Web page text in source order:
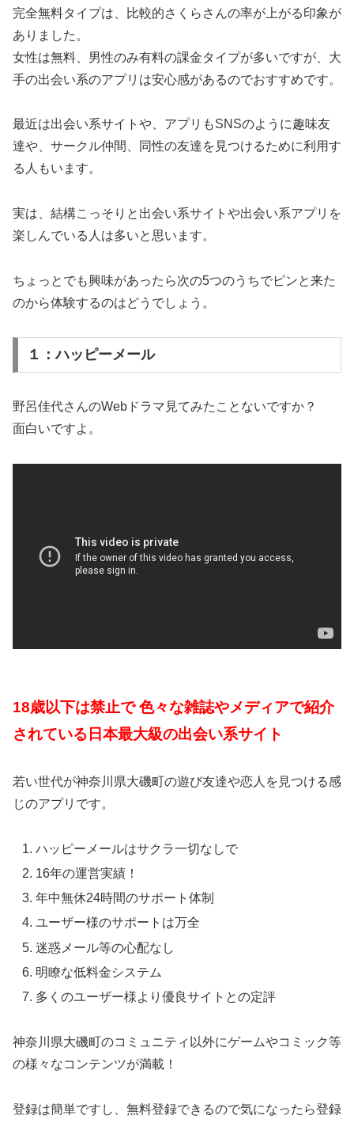
完全無料タイプは、比較的さくらさんの率が上がる印象が
ありました。
女性は無料、男性のみ有料の課金タイプが多いですが、大
手の出会い系のアプリは安心感があるのでおすすめです。
最近は出会い系サイトや、アプリもSNSのように趣味友
達や、サークル仲間、同性の友達を見つけるために利用す
る人もいます。
実は、結構こっそりと出会い系サイトや出会い系アプリを
楽しんでいる人は多いと思います。
ちょっとでも興味があったら次の5つのうちでピンと来た
のから体験するのはどうでしょう。
１：ハッピーメール
野呂佳代さんのWebドラマ見てみたことないですか？
面白いですよ。
18歳以下は禁止で 色々な雑誌やメディアで紹介
されている日本最大級の出会い系サイト
若い世代が神奈川県大磯町の遊び友達や恋人を見つける感
じのアプリです。
ハッピーメールはサクラ一切なしで
16年の運営実績！
年中無休24時間のサポート体制
ユーザー様のサポートは万全
迷惑メール等の心配なし
明瞭な低料金システム
多くのユーザー様より優良サイトとの定評
神奈川県大磯町のコミュニティ以外にゲームやコミック等
の様々なコンテンツが満載！
登録は簡単ですし、無料登録できるので気になったら登録